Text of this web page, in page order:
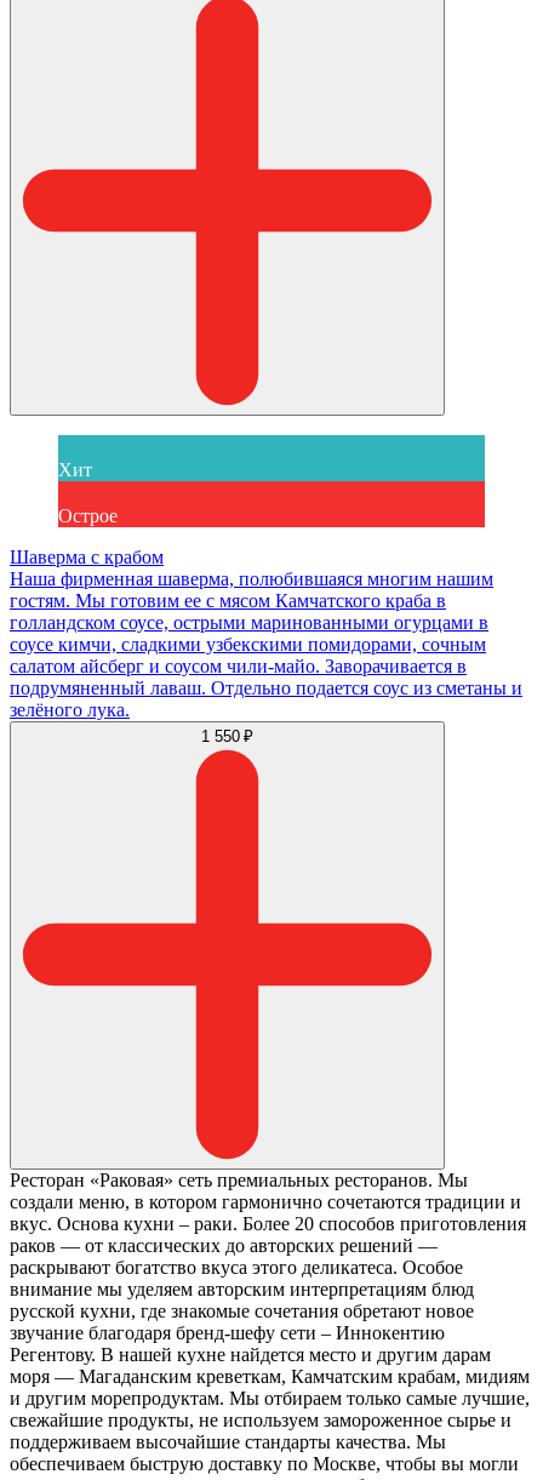
Хит
Острое
Шаверма с крабом
Наша фирменная шаверма, полюбившаяся многим нашим
гостям. Мы готовим ее с мясом Камчатского краба в
голландском соусе, острыми маринованными огурцами в
соусе кимчи, сладкими узбекскими помидорами, сочным
салатом айсберг и соусом чили-майо. Заворачивается в
подрумяненный лаваш. Отдельно подается соус из сметаны и
зелёного лука.
1 550 ₽
Ресторан «Раковая» сеть премиальных ресторанов. Мы
создали меню, в котором гармонично сочетаются традиции и
вкус. Основа кухни – раки. Более 20 способов приготовления
раков — от классических до авторских решений —
раскрывают богатство вкуса этого деликатеса. Особое
внимание мы уделяем авторским интерпретациям блюд
русской кухни, где знакомые сочетания обретают новое
звучание благодаря бренд-шефу сети – Иннокентию
Регентову. В нашей кухне найдется место и другим дарам
моря — Магаданским креветкам, Камчатским крабам, мидиям
и другим морепродуктам. Мы отбираем только самые лучшие,
свежайшие продукты, не используем замороженное сырье и
поддерживаем высочайшие стандарты качества. Мы
обеспечиваем быструю доставку по Москве, чтобы вы могли